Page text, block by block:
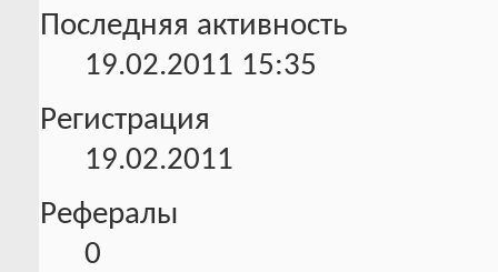
Последняя активность
19.02.2011 15:35
Регистрация
19.02.2011
Рефералы
0